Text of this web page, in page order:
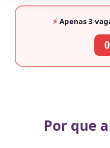
⚡Apenas 3
Por que